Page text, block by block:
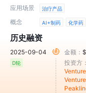
应用场景 治疗产品
概念 AI+制药 化学药
历史融资
2025-09-04
D轮
金额：
投资方：